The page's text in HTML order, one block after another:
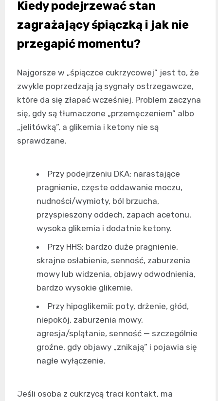
Kiedy podejrzewać stan
zagrażający śpiączką i jak nie
przegapić momentu?
Najgorsze w „śpiączce cukrzycowej” jest to, że
zwykle poprzedzają ją sygnały ostrzegawcze,
które da się złapać wcześniej. Problem zaczyna
się, gdy są tłumaczone „przemęczeniem” albo
„jelitówką”, a glikemia i ketony nie są
sprawdzane.
Przy podejrzeniu DKA: narastające
pragnienie, częste oddawanie moczu,
nudności/wymioty, ból brzucha,
przyspieszony oddech, zapach acetonu,
wysoka glikemia i dodatnie ketony.
Przy HHS: bardzo duże pragnienie,
skrajne osłabienie, senność, zaburzenia
mowy lub widzenia, objawy odwodnienia,
bardzo wysokie glikemie.
Przy hipoglikemii: poty, drżenie, głód,
niepokój, zaburzenia mowy,
agresja/splątanie, senność — szczególnie
groźne, gdy objawy „znikają” i pojawia się
nagłe wyłączenie.
Jeśli osoba z cukrzycą traci kontakt, ma